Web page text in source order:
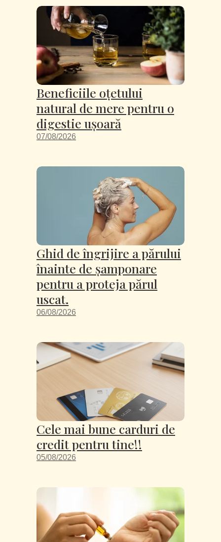
Beneficiile oțetului
natural de mere pentru o
digestie ușoară
07/08/2026
Ghid de îngrijire a părului
înainte de șamponare
pentru a proteja părul
uscat.
06/08/2026
Cele mai bune carduri de
credit pentru tine!!
05/08/2026